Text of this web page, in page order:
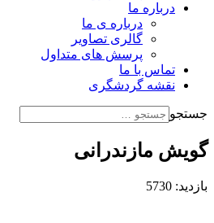
درباره ما
درباره ی ما
گالری تصاویر
پرسش های متداول
تماس با ما
نقشه گردشگری
جستجو
گویش مازندرانی
بازدید: 5730